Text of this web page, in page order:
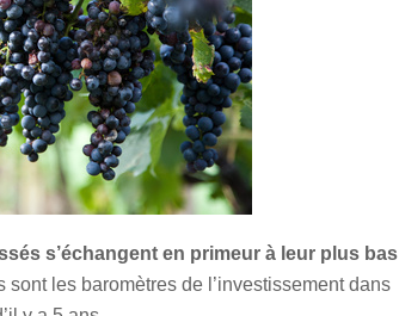
s’échangent en primeur à leur plus bas
les baromètres de l’investissement dans